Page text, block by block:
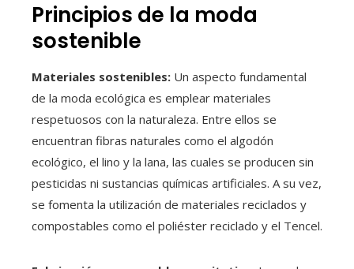
Principios de la moda
sostenible
Materiales sostenibles: Un aspecto fundamental
de la moda ecológica es emplear materiales
respetuosos con la naturaleza. Entre ellos se
encuentran fibras naturales como el algodón
ecológico, el lino y la lana, las cuales se producen sin
pesticidas ni sustancias químicas artificiales. A su vez,
se fomenta la utilización de materiales reciclados y
compostables como el poliéster reciclado y el Tencel.